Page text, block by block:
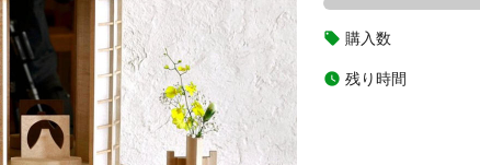
local_offer 購入数
watch_later 残り時間